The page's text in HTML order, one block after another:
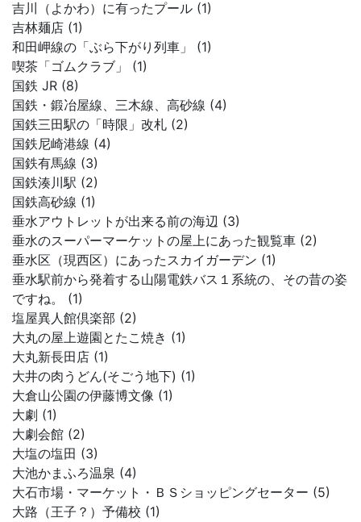
吉川（よかわ）に有ったプール (1)
吉林麺店 (1)
和田岬線の「ぶら下がり列車」 (1)
喫茶「ゴムクラブ」 (1)
国鉄 JR (8)
国鉄・鍛冶屋線、三木線、高砂線 (4)
国鉄三田駅の「時限」改札 (2)
国鉄尼崎港線 (4)
国鉄有馬線 (3)
国鉄湊川駅 (2)
国鉄高砂線 (1)
垂水アウトレットが出来る前の海辺 (3)
垂水のスーパーマーケットの屋上にあった観覧車 (2)
垂水区（現西区）にあったスカイガーデン (1)
垂水駅前から発着する山陽電鉄バス１系統の、その昔の姿
ですね。 (1)
塩屋異人館倶楽部 (2)
大丸の屋上遊園とたこ焼き (1)
大丸新長田店 (1)
大井の肉うどん(そごう地下) (1)
大倉山公園の伊藤博文像 (1)
大劇 (1)
大劇会館 (2)
大塩の塩田 (3)
大池かまふろ温泉 (4)
大石市場・マーケット・ＢＳショッピングセーター (5)
大路（王子？）予備校 (1)